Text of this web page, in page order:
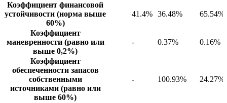
Коэффициент финансовой
устойчивости (норма выше
60%)
41.4% 36.48% 65.54%
Коэффициент
маневренности (равно или
выше 0,2%)
- 0.37% 0.16%
Коэффициент
обеспеченности запасов
собственными
источниками (равно или
выше 60%)
- 100.93% 24.27%